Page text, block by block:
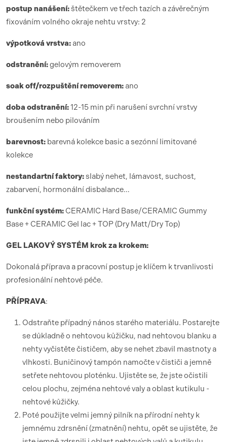
postup nanášení:štětečkem ve třech tazích a závěrečným
fixováním volného okraje nehtu vrstvy: 2
výpotková vrstva: ano
odstranění:gelovým removerem
soak off/rozpuštění removerem: ano
doba odstranění:12-15 min při narušení svrchní vrstvy
broušením nebo pilováním
barevnost: barevná kolekce basic a sezónní limitované
kolekce
nestandartní faktory:slabý nehet, lámavost, suchost,
zabarvení, hormonální disbalance…
funkční systém:CERAMIC Hard Base/CERAMIC Gummy
Base + CERAMIC Gel lac + TOP (Dry Matt/Dry Top)
GEL LAKOVÝ SYSTÉM krok za krokem:
Dokonalá příprava a pracovní postup je klíčem k trvanlivosti
profesionální nehtové péče.
PŘÍPRAVA:
Odstraňte případný nános starého materiálu. Postarejte
se důkladně o nehtovou kůžičku, nad nehtovou blanku a
nehty vyčistěte čističem, aby se nehet zbavil mastnoty a
vlhkosti. Buničinový tampón namočte v čističi a jemně
setřete nehtovou ploténku. Ujistěte se, že jste očistili
celou plochu, zejména nehtové valy a oblast kutikulu -
nehtové kůžičky.
Poté použijte velmi jemný pilník na přírodní nehty k
jemnému zdrsnění (zmatnění) nehtu, opět se ujistěte, že